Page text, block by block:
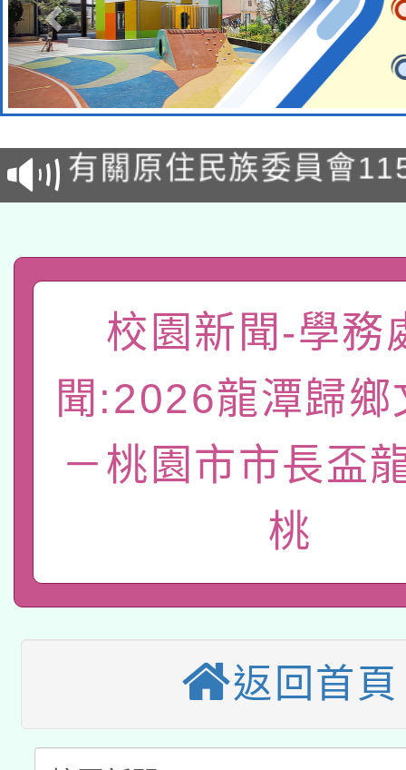
本校115學年度第1次
第3次招考甄選結果公
本校115學年度第2次
次招考甄選結果公告(
有關原住民族委員會
公告之原住民族歲時祭
一案。
兒童少年暑期犯罪預防
答一案
心」，鼓勵退休同仁踴
案。
本校115學年度第2次
招甄選結果公告(無人
招)
適應運動共學行動站研
本館辦理115年度閱讀
科技賦能─人工智慧
礎課程
A3數位素養講師名單
本校115學年度第1次
次招考甄選結果公告(
有關原住民族委員會
公告之原住民族歲時祭
兒童少年暑期犯罪預防
有關本府115年70歲以
人員健康講座「吃得安
本校115學年度第2次
校園新聞-學務
聞:2026龍潭歸鄉
－桃園市市長盃
桃
返回首頁